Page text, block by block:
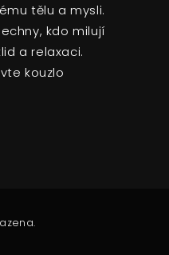
tělu a mysli.
kdo milují
a relaxaci.
kouzlo